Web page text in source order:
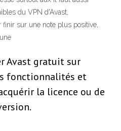
du VPN d'Avast,
sur une note plus positive,
Avast gratuit sur
fonctionnalités et
la licence ou de